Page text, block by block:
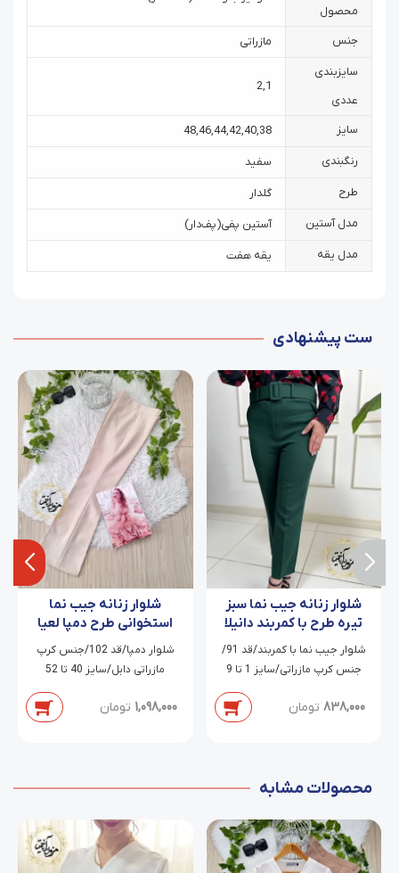
محصول
جنس مازراتی
سایزبندی
عددی
1
,
2
سایز 38
,
40
,
42
,
44
,
46
,
48
رنگبندی سفید
طرح گلدار
مدل آستین آستین پفی‌(پف‌دار)
مدل یقه یقه هفت
ست پیشنهادی
شلوار زنانه جیب نما سبز
تیره طرح با کمربند دانیلا
شلوار جیب نما با کمربند/قد 91/
جنس کرپ مازراتی/سایز 1 تا 9
838,000 تومان
شلوار زنانه جیب نما
استخوانی طرح دمپا لعیا
شلوار دمپا/قد 102/جنس کرپ
مازراتی دابل/سایز 40 تا 52
1,098,000 تومان
محصولات مشابه